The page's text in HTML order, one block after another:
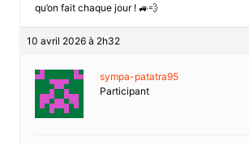
qu’on fait chaque jour ! 🚙💨
10 avril 2026 à 2h32
sympa-patatra95
Participant